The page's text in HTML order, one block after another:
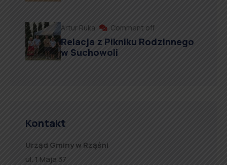
Artur Ruka Comment off
Relacja z Pikniku Rodzinnego
w Suchowoli
Kontakt
Urząd Gminy w Rząśni
ul. 1 Maja 37